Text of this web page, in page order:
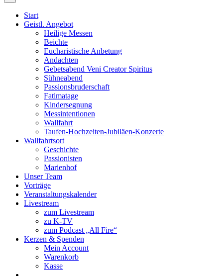
Start
Geistl. Angebot
Heilige Messen
Beichte
Eucharistische Anbetung
Andachten
Gebetsabend Veni Creator Spiritus
Sühneabend
Passionsbruderschaft
Fatimatage
Kindersegnung
Messintentionen
Wallfahrt
Taufen-Hochzeiten-Jubiläen-Konzerte
Wallfahrtsort
Geschichte
Passionisten
Marienhof
Unser Team
Vorträge
Veranstaltungskalender
Livestream
zum Livestream
zu K-TV
zum Podcast „All Fire“
Kerzen & Spenden
Mein Account
Warenkorb
Kasse